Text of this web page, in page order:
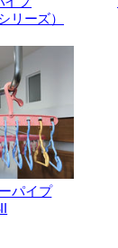
リーズ）
パイプ